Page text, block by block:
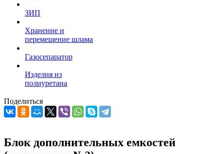
ЗИП
Хранение и
перемещение шлама
Газосепаратор
Изделия из
полиуретана
Поделиться
Блок дополнительных емкостей